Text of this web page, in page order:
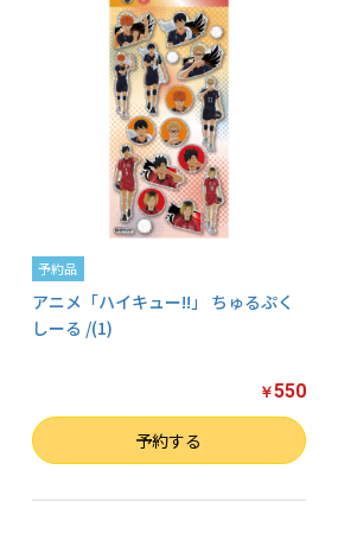
予約品
アニメ「ハイキュー!!」 ちゅるぷく
しーる /(1)
￥550
数量 予約する